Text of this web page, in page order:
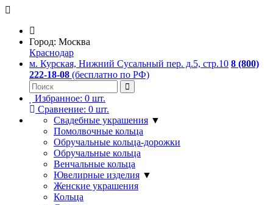
Город: Москва
Краснодар
м. Курская, Нижний Сусальный пер. д.5, стр.10 8 (800)
222-18-08 (бесплатно по РФ)
Избранное: 0 шт.
Сравнение: 0 шт.
Свадебные украшения ▼
Помолвочные кольца
Обручальные кольца-дорожки
Обручальные кольца
Венчальные кольца
Ювелирные изделия ▼
Женские украшения
Кольца